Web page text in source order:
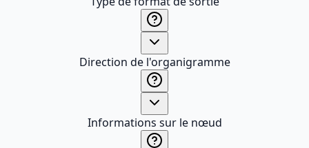
Direction de l'organigramme
Informations sur le nœud